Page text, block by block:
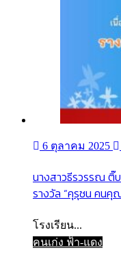
6 ตุลาคม 2025
นางสาวธีรวรรณ ติ๊
รางวัล “คุรุชน คนคุ
โรงเรียน...
คนเก่ง ฟ้า-แดง